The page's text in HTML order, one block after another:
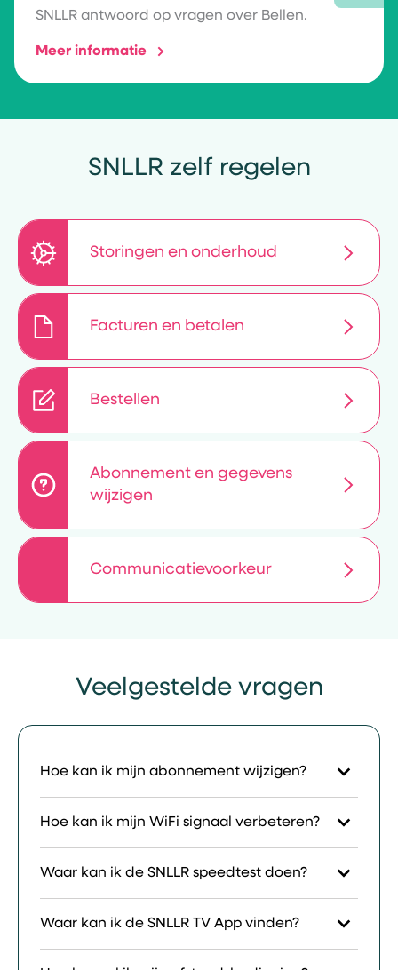
SNLLR antwoord op vragen over Bellen.
Meer informatie
SNLLR zelf regelen
Storingen en onderhoud
Facturen en betalen
Bestellen
Abonnement en gegevens
wijzigen
Communicatievoorkeur
Veelgestelde vragen
Hoe kan ik mijn abonnement wijzigen?
Hoe kan ik mijn WiFi signaal verbeteren?
Waar kan ik de SNLLR speedtest doen?
Waar kan ik de SNLLR TV App vinden?